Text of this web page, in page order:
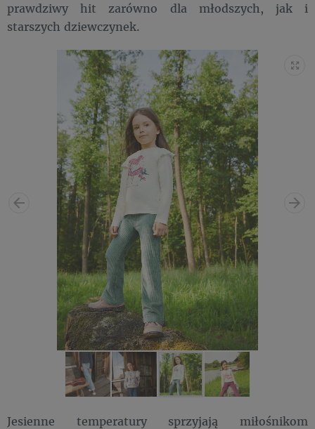
prawdziwy hit zarówno dla młodszych, jak i
starszych dziewczynek.
Jesienne temperatury sprzyjają miłośnikom